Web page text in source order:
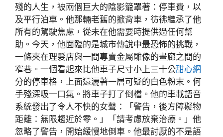
殘的人生，被兩個巨大的陰影籠罩著：停車費，以
及平行泊車。他那輛老舊的掀背車，彷彿繼承了他
所有的駕駛焦慮，從未在他需要時提供過任何幫
助。今天，他面臨的是城市傳說中最恐怖的挑戰，
一條夾在理髮店與一間專賣金屬雕像的畫廊之間的
窄巷。一個看起來比他車子尺寸小上三十公甜心網
分的停車格，上面還灑著一層可疑的白色粉末。何
手殘深吸一口氣。將車子打了倒檔。他的車載語音
系統發出了令人不快的女聲：「警告，後方障礙物
距離：無限趨近於零。」「請考慮放棄治療。」他
忽略了警告，開始緩慢地倒車。他最討厭的不是語